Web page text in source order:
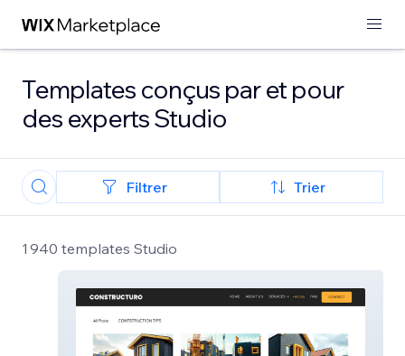
Templates conçus par et pour
des experts Studio
Filtrer Trier
1 940 templates Studio